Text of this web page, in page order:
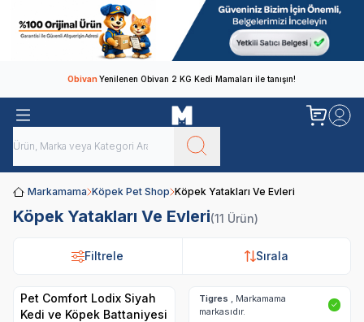
ObivanYenilenen Obivan 2 KG Kedi Mamaları ile tanışın!
Markamama Köpek Pet Shop Köpek Yatakları Ve Evleri
Köpek Yatakları Ve Evleri(11 Ürün)
Filtrele Sırala
Filtrele Sırala
Pet Comfort Lodix Siyah
Kedi ve Köpek Battaniyesi
Tigres
, Markamama
markasıdır.
✓